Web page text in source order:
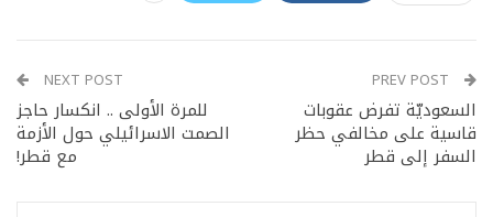
السعوديّة تفرض عقوبات
قاسية على مخالفي حظر
السفر إلى قطر
NEXT POST
للمرة الأولى .. انكسار حاجز
الصمت الاسرائيلي حول الأزمة
مع قطر!